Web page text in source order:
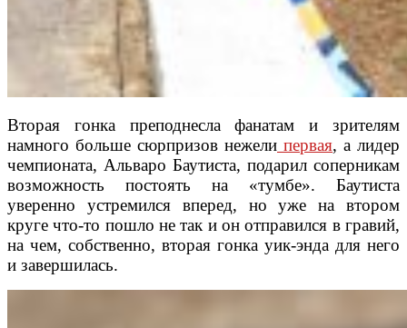
Вторая гонка преподнесла фанатам и зрителям
намного больше сюрпризов нежели первая, а лидер
чемпионата, Альваро Баутиста, подарил соперникам
возможность постоять на «тумбе». Баутиста
уверенно устремился вперед, но уже на втором
круге что-то пошло не так и он отправился в гравий,
на чем, собственно, вторая гонка уик-энда для него
и завершилась.